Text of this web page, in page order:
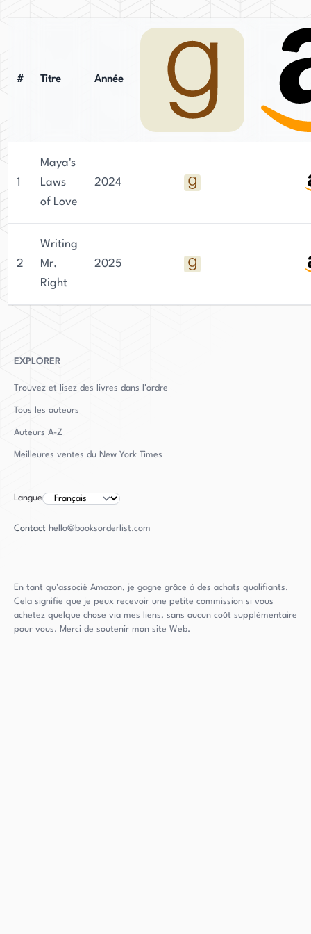
contemporains, façonnés avec une précision
littéraire. Représentée par le Dr Uwe Stender de
l'agence TriadaUS Literary Agency, Khawaja
s'est imposée comme une voix prometteuse dans
# Titre Année
1
Maya's
Laws
of Love
2024
2
Writing
Mr.
Right
2025
EXPLORER
Trouvez et lisez des livres dans l'ordre
Tous les auteurs
Auteurs A-Z
Meilleures ventes du New York Times
Langue
Contact hello@booksorderlist.com
En tant qu'associé Amazon, je gagne grâce à des achats qualifiants.
Cela signifie que je peux recevoir une petite commission si vous
achetez quelque chose via mes liens, sans aucun coût supplémentaire
pour vous. Merci de soutenir mon site Web.